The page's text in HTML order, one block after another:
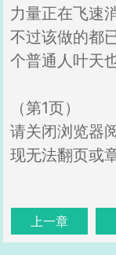
力量正在飞速
不过该做的都
个普通人叶天
（第1页）
请关闭浏览器
现无法翻页或
上一章